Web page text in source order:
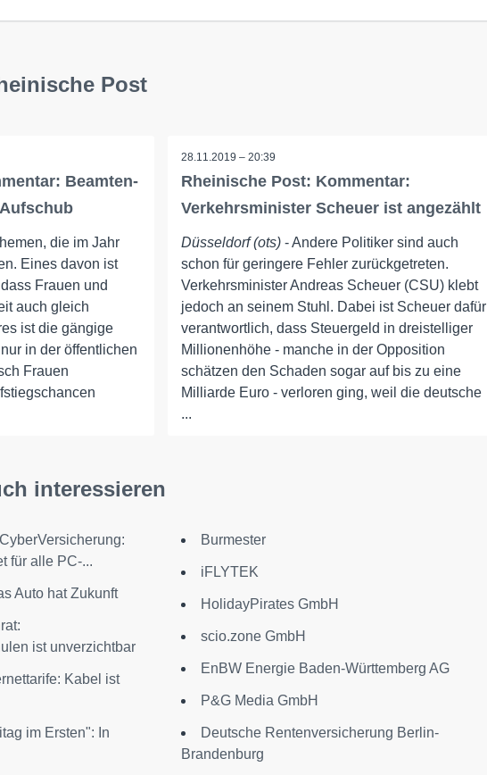
Post
Beamten-
die im Jahr
Eines davon ist
Frauen und
auch gleich
ist die gängige
in der öffentlichen
Frauen
28.11.2019 – 20:39
Rheinische Post: Kommentar:
Verkehrsminister Scheuer ist angezählt
Düsseldorf (ots)- Andere Politiker sind auch
schon für geringere Fehler zurückgetreten.
Verkehrsminister Andreas Scheuer (CSU) klebt
jedoch an seinem Stuhl. Dabei ist Scheuer dafür
verantwortlich, dass Steuergeld in dreistelliger
Millionenhöhe - manche in der Opposition
schätzen den Schaden sogar auf bis zu eine
Milliarde Euro - verloren ging, weil die deutsche
...
interessieren
für alle PC-...
Auto hat Zukunft
ist unverzichtbar
Kabel ist
im Ersten": In
Burmester
iFLYTEK
HolidayPirates GmbH
scio.zone GmbH
EnBW Energie Baden-Württemberg AG
P&G Media GmbH
Deutsche Rentenversicherung Berlin-
Brandenburg